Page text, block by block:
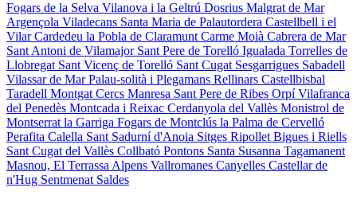
Fogars de la Selva Vilanova i la Geltrú Dosrius Malgrat de Mar
Argençola Viladecans Santa Maria de Palautordera Castellbell i el
VilarCardedeu la Pobla de Claramunt Carme Moià Cabrera de Mar
Sant Antoni de Vilamajor Sant Pere de Torelló Igualada Torrelles de
Llobregat Sant Vicenç de Torelló Sant Cugat Sesgarrigues Sabadell
Vilassar de MarPalau-solità i Plegamans Rellinars Castellbisbal
Taradell Montgat Cercs Manresa Sant Pere de Ribes OrpíVilafranca
del Penedès Montcada i Reixac Cerdanyola del Vallès Monistrol de
Montserrat la Garriga Fogars de Montclús la Palma de Cervelló
Perafita Calella Sant Sadurní d'Anoia Sitges Ripollet Bigues i Riells
Sant Cugat del Vallès Collbató Pontons Santa Susanna Tagamanent
Masnou, El Terrassa Alpens Vallromanes Canyelles Castellar de
n'Hug Sentmenat Saldes